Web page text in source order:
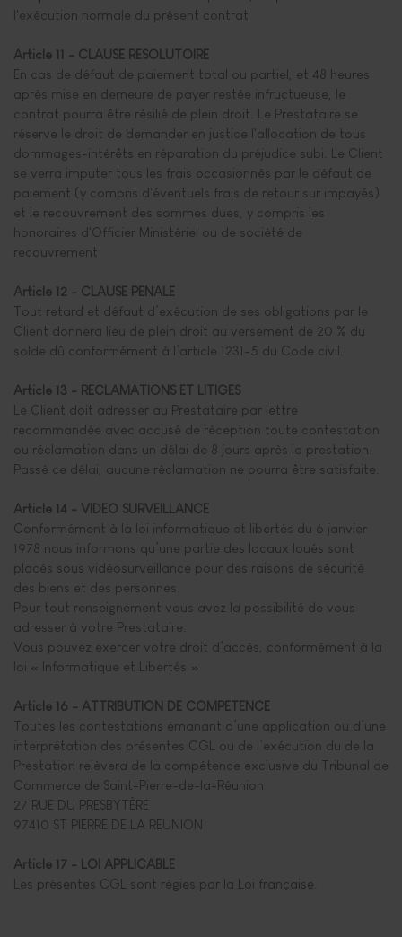
l'exécution normale du présent contrat
Article 11 - CLAUSE RESOLUTOIRE
En cas de défaut de paiement total ou partiel, et 48 heures
après mise en demeure de payer restée infructueuse, le
contrat pourra être résilié de plein droit. Le Prestataire se
réserve le droit de demander en justice l'allocation de tous
dommages-intérêts en réparation du préjudice subi. Le Client
se verra imputer tous les frais occasionnés par le défaut de
paiement (y compris d'éventuels frais de retour sur impayés)
et le recouvrement des sommes dues, y compris les
honoraires d'Officier Ministériel ou de société de
recouvrement
Article 12 - CLAUSE PENALE
Tout retard et défaut d’exécution de ses obligations par le
Client donnera lieu de plein droit au versement de 20 % du
solde dû conformément à l’article 1231-5 du Code civil.
Article 13 - RECLAMATIONS ET LITIGES
Le Client doit adresser au Prestataire par lettre
recommandée avec accusé de réception toute contestation
ou réclamation dans un délai de 8 jours après la prestation.
Passé ce délai, aucune réclamation ne pourra être satisfaite.
Article 14 - VIDEO SURVEILLANCE
Conformément à la loi informatique et libertés du 6 janvier
1978 nous informons qu’une partie des locaux loués sont
placés sous vidéosurveillance pour des raisons de sécurité
des biens et des personnes.
Pour tout renseignement vous avez la possibilité de vous
adresser à votre Prestataire.
Vous pouvez exercer votre droit d’accès, conformément à la
loi « Informatique et Libertés »
Article 16 - ATTRIBUTION DE COMPETENCE
Toutes les contestations émanant d’une application ou d’une
interprétation des présentes CGL ou de l’exécution du de la
Prestation relèvera de la compétence exclusive du Tribunal de
Commerce de Saint-Pierre-de-la-Réunion
27 RUE DU PRESBYTÈRE
97410 ST PIERRE DE LA REUNION
Article 17 - LOI APPLICABLE
Les présentes CGL sont régies par la Loi française.